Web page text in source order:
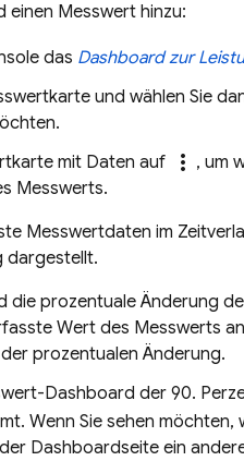
einen Messwert hinzu:
das Dashboard zur
und wählen Sie
mit Daten auf
more_vert , um
Messwerts.
Messwertdaten im
dargestellt.
die prozentuale Änderung
Wert des Messwerts
prozentualen Änderung.
Dashboard der 90.
Wenn Sie sehen
Dashboardseite ein